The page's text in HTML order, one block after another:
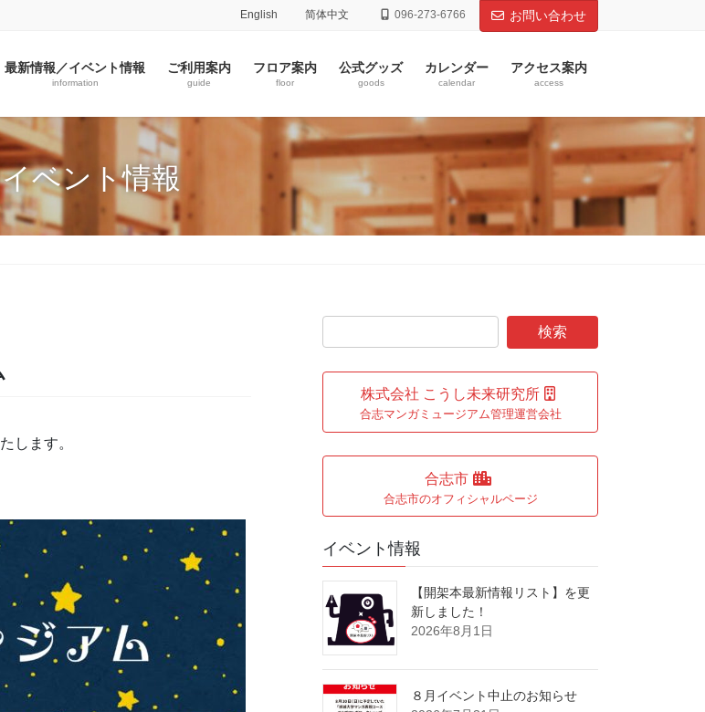
English 简体中文 096-273-6766 お問い合わせ
最新情報／イベント情報
information
ご利用案内
guide
フロア案内
floor
公式グッズ
goods
カレンダー
calendar
アクセス案内
access
イベント情報
します。
株式会社 こうし未来研究所
合志マンガミュージアム管理運営会社
合志市
合志市のオフィシャルページ
イベント情報
【開架本最新情報リスト】を更
新しました！
2026年8月1日
８月イベント中止のお知らせ